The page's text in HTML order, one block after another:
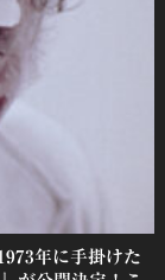
年に手掛けた